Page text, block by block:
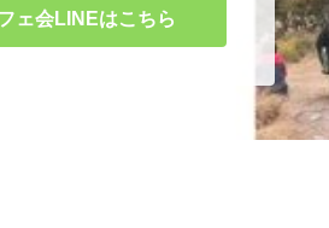
ェ会LINEはこちら